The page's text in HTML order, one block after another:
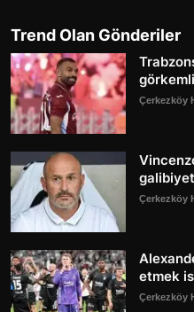
Trend Olan Gönderiler
Çerkezköy
Çerkezköy
etmek
Çerkezköy